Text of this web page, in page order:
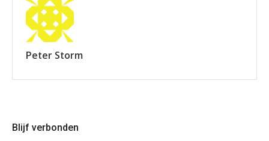
Peter Storm
Blijf verbonden